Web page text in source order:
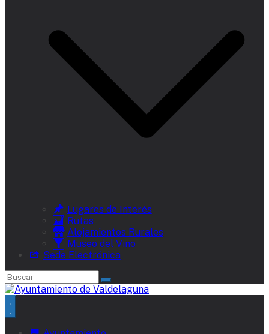
Lugares de Interés
Rutas
Alojamientos Rurales
Museo del Vino
Sede Electrónica